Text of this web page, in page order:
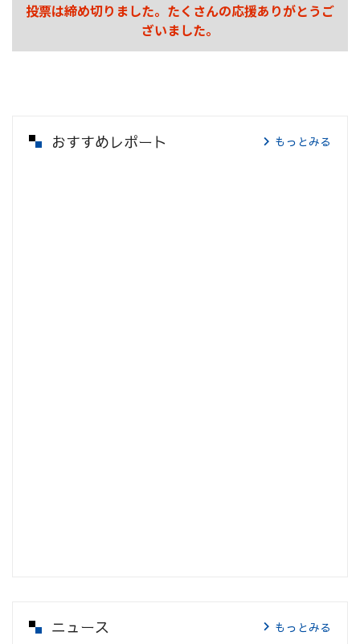
投票は締め切りました。たくさんの応援ありがとうご
ざいました。
おすすめレポート もっとみる
ニュース もっとみる